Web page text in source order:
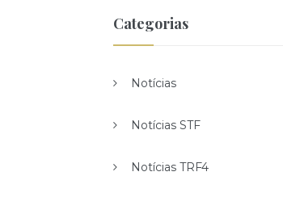
Categorias
Notícias
Notícias STF
Notícias TRF4